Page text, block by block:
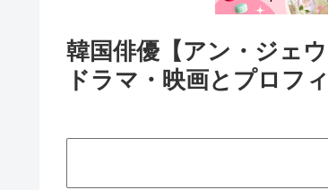
韓国俳優【アン・ジェ
ドラマ・映画とプロフ